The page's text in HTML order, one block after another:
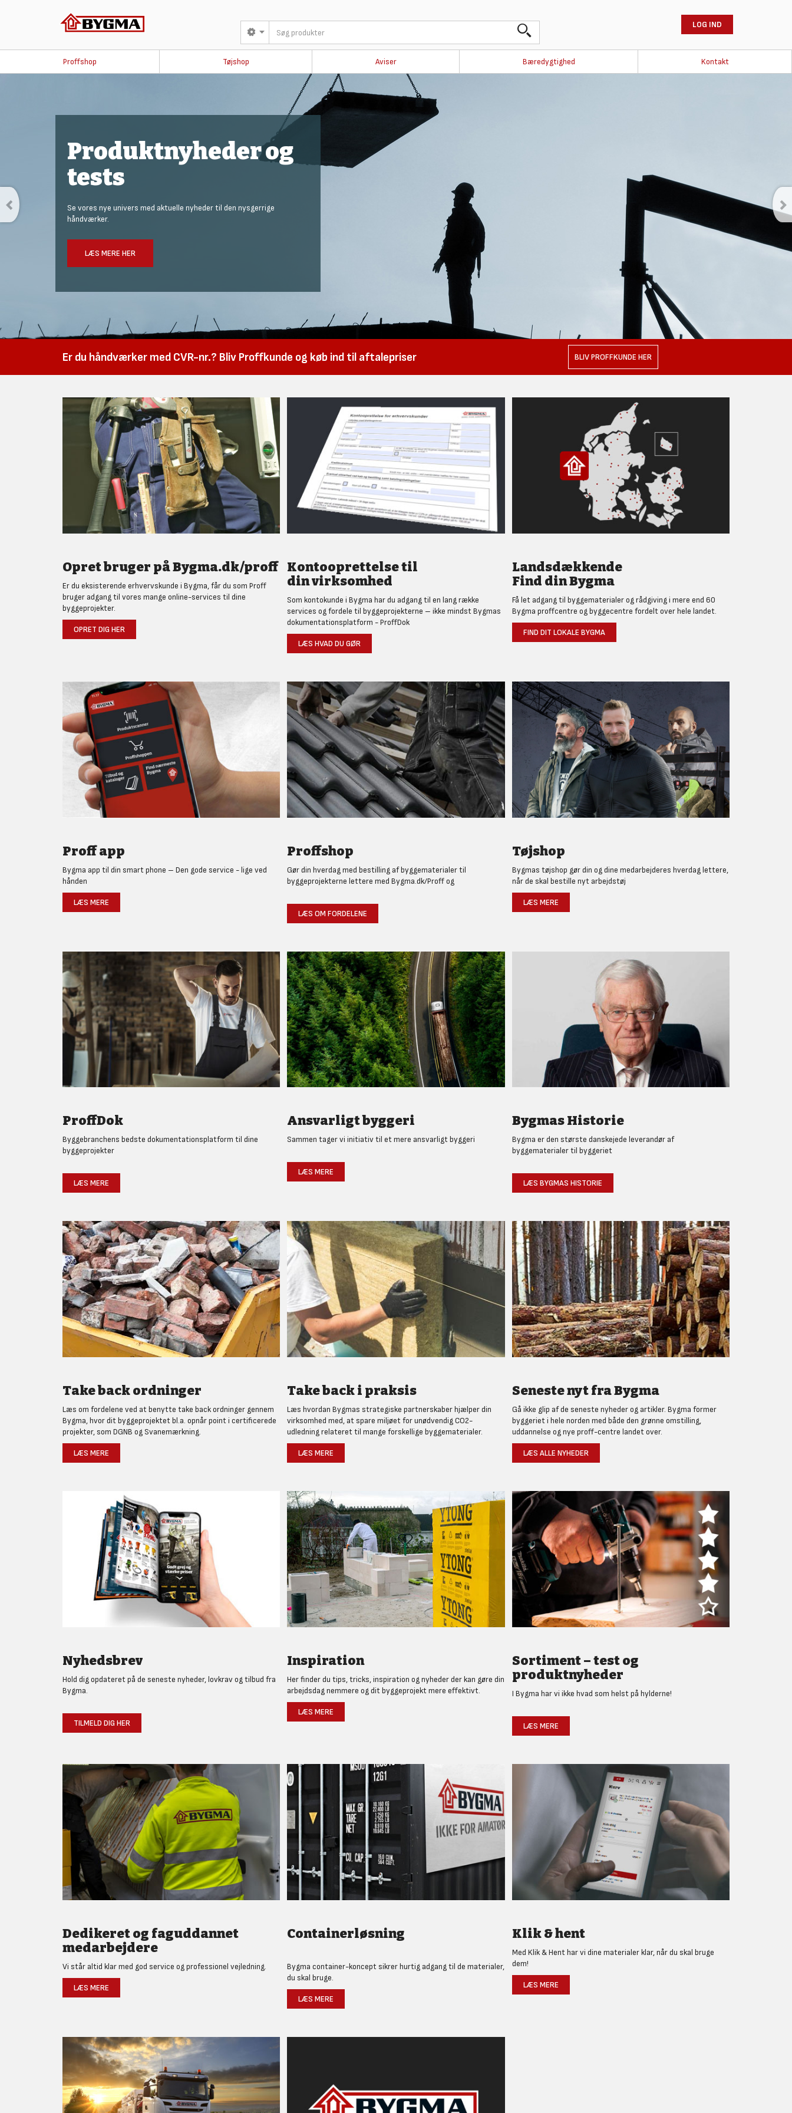
LOG IND
Proffshop Tøjshop Aviser Bæredygtighed Kontakt
Produktnyheder og
tests
Se vores nye univers med aktuelle nyheder til den nysgerrige
håndværker.
LÆS MERE HER
Er du håndværker med CVR-nr.? Bliv Proffkunde og køb ind til aftalepriser BLIV PROFFKUNDE HER
Opret bruger på Bygma.dk/proff
Er du eksisterende erhvervskunde i Bygma, får du som Proff
bruger adgang til vores mange online-services til dine
byggeprojekter.
OPRET DIG HER
Kontooprettelse til
din virksomhed
Som kontokunde i Bygma har du adgang til en lang række
services og fordele til byggeprojekterne – ikke mindst Bygmas
dokumentationsplatform - ProffDok
LÆS HVAD DU GØR
Landsdækkende
Find din Bygma
Få let adgang til byggematerialer og rådgiving i mere end 60
Bygma proffcentre og byggecentre fordelt over hele landet.
FIND DIT LOKALE BYGMA
Proff app
Bygma app til din smart phone – Den gode service - lige ved
hånden
LÆS MERE
Proffshop
Gør din hverdag med bestilling af byggematerialer til
byggeprojekterne lettere med Bygma.dk/Proff og
LÆS OM FORDELENE
Tøjshop
Bygmas tøjshop gør din og dine medarbejderes hverdag lettere,
når de skal bestille nyt arbejdstøj
LÆS MERE
ProffDok
Byggebranchens bedste dokumentationsplatform til dine
byggeprojekter
LÆS MERE
Ansvarligt byggeri
Sammen tager vi initiativ til et mere ansvarligt byggeri
LÆS MERE
Bygmas Historie
Bygma er den største danskejede leverandør af
byggematerialer til byggeriet
LÆS BYGMAS HISTORIE
Take back ordninger
Læs om fordelene ved at benytte take back ordninger gennem
Bygma, hvor dit byggeprojektet bl.a. opnår point i certificerede
projekter, som DGNB og Svanemærkning.
LÆS MERE
Take back i praksis
Læs hvordan Bygmas strategiske partnerskaber hjælper din
virksomhed med, at spare miljøet for unødvendig CO2-
udledning relateret til mange forskellige byggematerialer.
LÆS MERE
Seneste nyt fra Bygma
Gå ikke glip af de seneste nyheder og artikler. Bygma former
byggeriet i hele norden med både den grønne omstilling,
uddannelse og nye proff-centre landet over.
LÆS ALLE NYHEDER
Nyhedsbrev
Hold dig opdateret på de seneste nyheder, lovkrav og tilbud fra
Bygma.
TILMELD DIG HER
Inspiration
Her finder du tips, tricks, inspiration og nyheder der kan gøre din
arbejdsdag nemmere og dit byggeprojekt mere effektivt.
LÆS MERE
Sortiment – test og
produktnyheder
I Bygma har vi ikke hvad som helst på hylderne!
LÆS MERE
Dedikeret og faguddannet
medarbejdere
Vi står altid klar med god service og professionel vejledning.
LÆS MERE
Containerløsning
Bygma container-koncept sikrer hurtig adgang til de materialer,
du skal bruge.
LÆS MERE
Klik & hent
Med Klik & Hent har vi dine materialer klar, når du skal bruge
dem!
LÆS MERE